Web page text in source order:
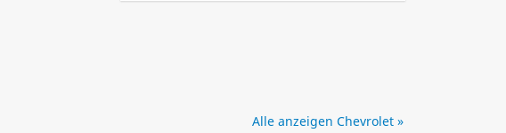
Alle anzeigen Chevrolet »